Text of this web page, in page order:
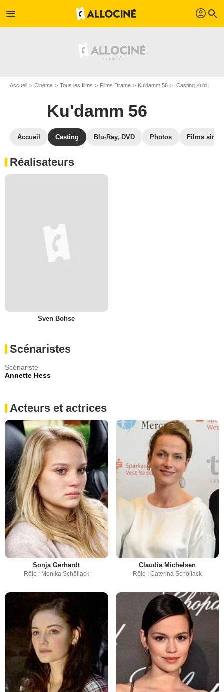
menu profil search
Accueil Cinéma Tous les films Films Drame Ku'damm 56 Casting Ku'damm 56
Ku'damm 56
Accueil Casting Blu-Ray, DVD Photos Films
Réalisateurs
Sven Bohse
Scénaristes
Scénariste
Annette Hess
Acteurs et actrices
Sonja Gerhardt
Rôle : Monika Schöllack
Claudia Michelsen
Rôle : Caterina Schöllack